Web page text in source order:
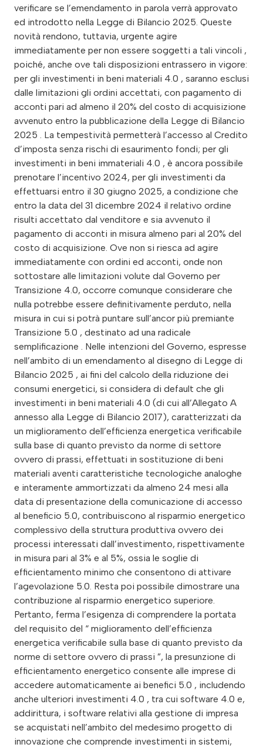
verificare se l’emendamento in parola verrà approvato
ed introdotto nella Legge di Bilancio 2025. Queste
novità rendono, tuttavia, urgente agire
immediatamente per non essere soggetti a tali vincoli ,
poiché, anche ove tali disposizioni entrassero in vigore:
per gli investimenti in beni materiali 4.0 , saranno esclusi
dalle limitazioni gli ordini accettati, con pagamento di
acconti pari ad almeno il 20% del costo di acquisizione
avvenuto entro la pubblicazione della Legge di Bilancio
2025 . La tempestività permetterà l’accesso al Credito
d’imposta senza rischi di esaurimento fondi; per gli
investimenti in beni immateriali 4.0 , è ancora possibile
prenotare l’incentivo 2024, per gli investimenti da
effettuarsi entro il 30 giugno 2025, a condizione che
entro la data del 31 dicembre 2024 il relativo ordine
risulti accettato dal venditore e sia avvenuto il
pagamento di acconti in misura almeno pari al 20% del
costo di acquisizione. Ove non si riesca ad agire
immediatamente con ordini ed acconti, onde non
sottostare alle limitazioni volute dal Governo per
Transizione 4.0, occorre comunque considerare che
nulla potrebbe essere definitivamente perduto, nella
misura in cui si potrà puntare sull’ancor più premiante
Transizione 5.0 , destinato ad una radicale
semplificazione . Nelle intenzioni del Governo, espresse
nell’ambito di un emendamento al disegno di Legge di
Bilancio 2025 , ai fini del calcolo della riduzione dei
consumi energetici, si considera di default che gli
investimenti in beni materiali 4.0 (di cui all’Allegato A
annesso alla Legge di Bilancio 2017), caratterizzati da
un miglioramento dell’efficienza energetica verificabile
sulla base di quanto previsto da norme di settore
ovvero di prassi, effettuati in sostituzione di beni
materiali aventi caratteristiche tecnologiche analoghe
e interamente ammortizzati da almeno 24 mesi alla
data di presentazione della comunicazione di accesso
al beneficio 5.0, contribuiscono al risparmio energetico
complessivo della struttura produttiva ovvero dei
processi interessati dall’investimento, rispettivamente
in misura pari al 3% e al 5%, ossia le soglie di
efficientamento minimo che consentono di attivare
l’agevolazione 5.0. Resta poi possibile dimostrare una
contribuzione al risparmio energetico superiore.
Pertanto, ferma l’esigenza di comprendere la portata
del requisito del “ miglioramento dell’efficienza
energetica verificabile sulla base di quanto previsto da
norme di settore ovvero di prassi ”, la presunzione di
efficientamento energetico consente alle imprese di
accedere automaticamente ai benefici 5.0 , includendo
anche ulteriori investimenti 4.0 , tra cui software 4.0 e,
addirittura, i software relativi alla gestione di impresa
se acquistati nell’ambito del medesimo progetto di
innovazione che comprende investimenti in sistemi,